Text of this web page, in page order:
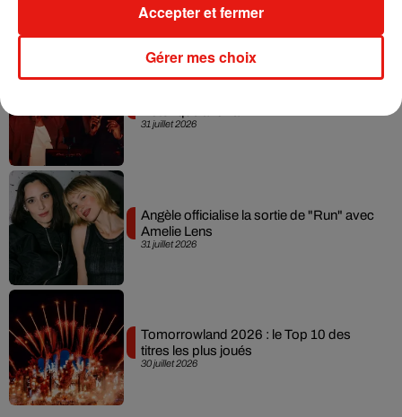
31 juillet 2026
31 juillet 2026
Angèle officialise la sortie de "Run" avec
Amelie Lens
30 juillet 2026
Tomorrowland 2026 : le Top 10 des
titres les plus joués
Gérer mes choix
Accepter et fermer